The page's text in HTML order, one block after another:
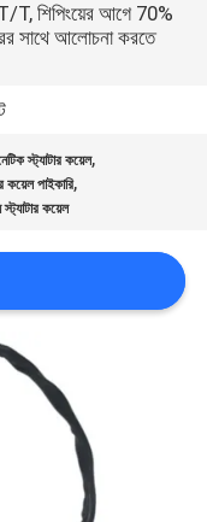
শিপিংয়ের আগে 70%
সাথে আলোচনা করতে
স্ট্যাটার কয়েল,
কয়েল পাইকারি,
কয়েল